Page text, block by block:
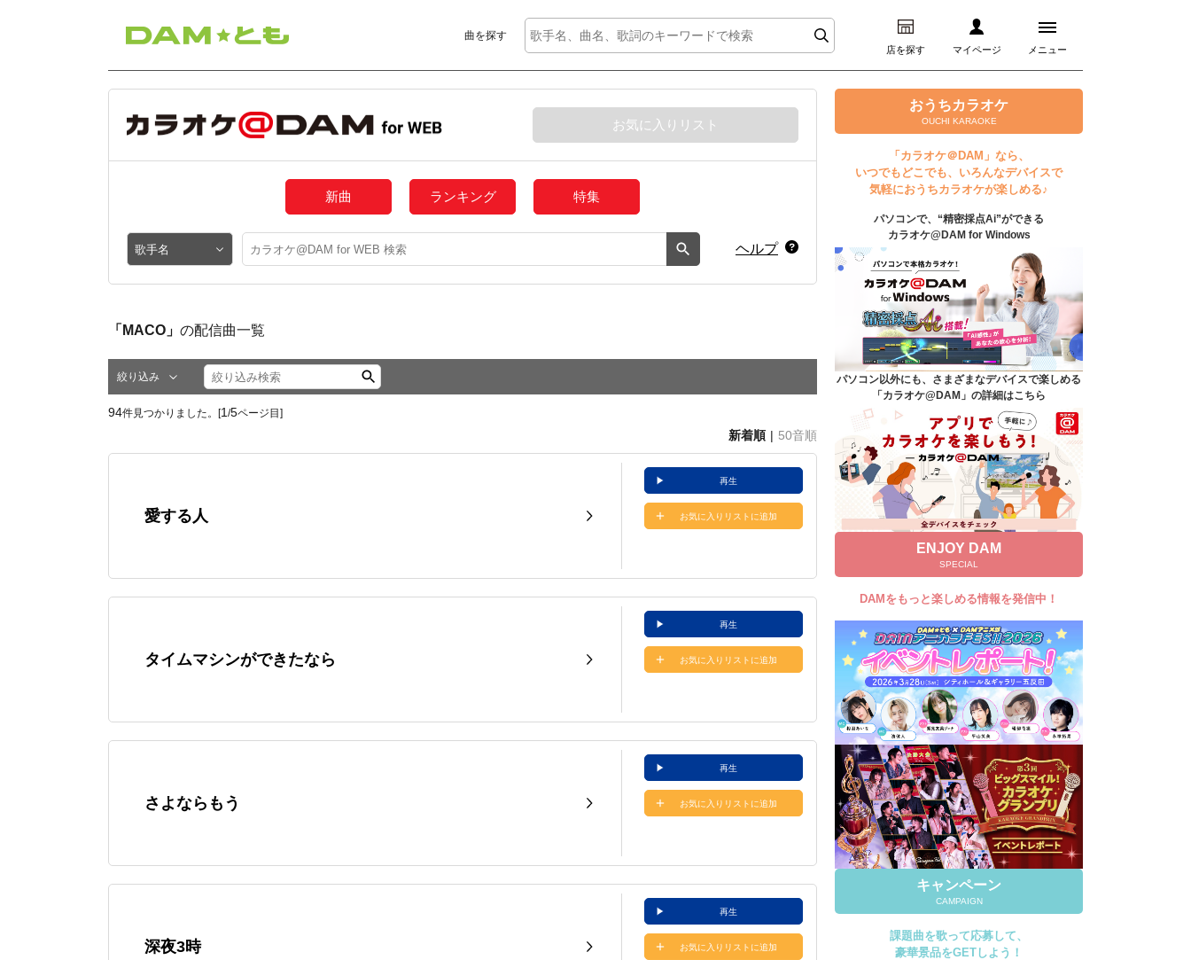
曲を探す
店を探す マイページ メニュー
ログイン
マイページ
プレミアムサービス
DAM★とも動画
DAM★とも録音
カラオケ＠DAM
ユーザー検索
キャンペーン
よくあるご質問
DAMの新曲・ランキングなど
カラオケ最新情報をチェック！
自宅でカラオケ歌い放題！
家族や友達と一緒に！練習にも！
お気に入りリスト
新曲 ランキング 特集
ヘルプ
「MACO」 の配信曲一覧
絞り込み
94件見つかりました。[1 /5ページ目]
新着順 50音順
愛する人
再生
お気に入りリストに追加
タイムマシンができたなら
再生
お気に入りリストに追加
さよならもう
再生
お気に入りリストに追加
深夜3時
再生
お気に入りリストに追加
おうちカラオケ
OUCHI KARAOKE
「カラオケ＠DAM」なら、
いつでもどこでも、いろんなデバイスで
気軽におうちカラオケが楽しめる♪
パソコンで、“精密採点Ai”ができる
カラオケ@DAM for Windows
パソコン以外にも、さまざまなデバイスで楽しめる
「カラオケ@DAM」の詳細はこちら
ENJOY DAM
SPECIAL
DAMをもっと楽しめる情報を発信中！
キャンペーン
CAMPAIGN
課題曲を歌って応募して、
豪華景品をGETしよう！